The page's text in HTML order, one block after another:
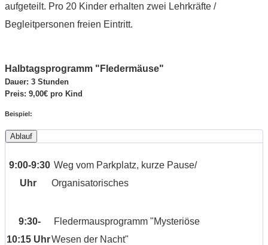
aufgeteilt. Pro 20 Kinder erhalten zwei Lehrkräfte /
Begleitpersonen freien Eintritt.
Halbtagsprogramm "Fledermäuse"
Dauer: 3 Stunden
Preis: 9,00€ pro Kind
Beispiel:
Ablauf
9:00-9:30
Uhr
Weg vom Parkplatz, kurze Pause/
Organisatorisches
9:30-
10:15 Uhr
Fledermausprogramm "Mysteriöse
Wesen der Nacht"